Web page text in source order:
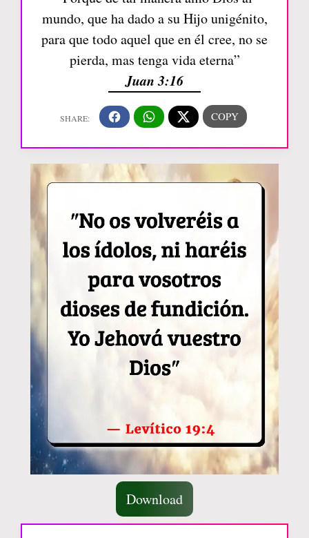
mundo, que ha dado a su Hijo unigénito,
para que todo aquel que en él cree, no se
pierda, mas tenga vida eterna”
Juan 3:16
Download